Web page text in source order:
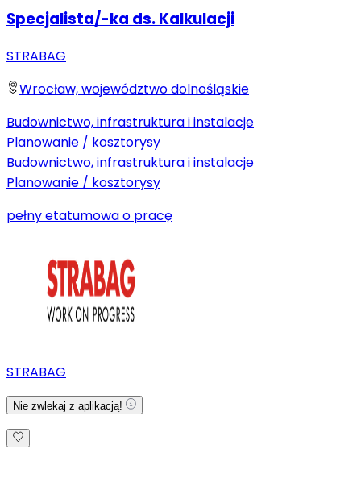
Specjalista/-ka ds. Kalkulacji
STRABAG
Wrocław, województwo dolnośląskie
Budownictwo, infrastruktura i instalacje
Planowanie / kosztorysy
Budownictwo, infrastruktura i instalacje
Planowanie / kosztorysy
pełny etatumowa o pracę
STRABAG
Nie zwlekaj z aplikacją!